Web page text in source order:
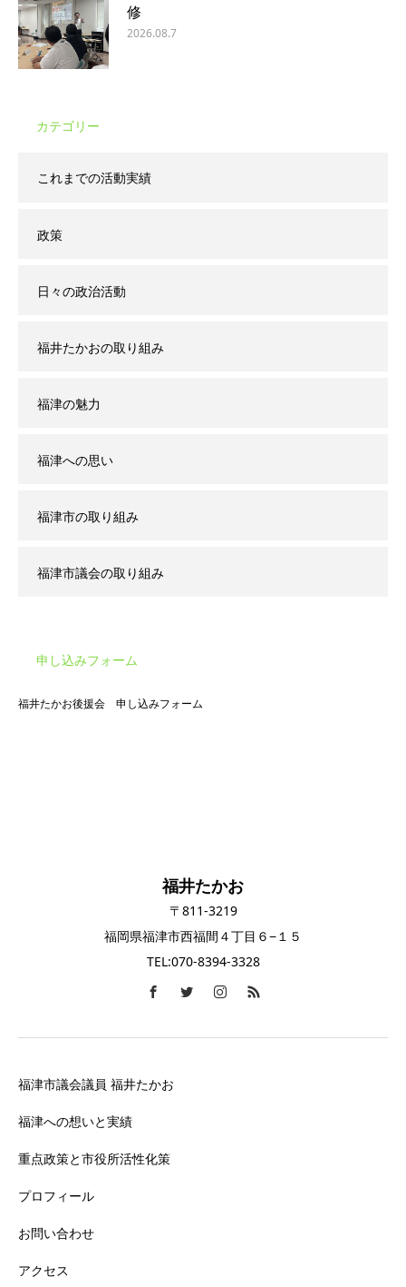
修
2026.08.7
カテゴリー
これまでの活動実績
政策
日々の政治活動
福井たかおの取り組み
福津の魅力
福津への思い
福津市の取り組み
福津市議会の取り組み
申し込みフォーム
福井たかお後援会 申し込みフォーム
福井たかお
〒811-3219
福岡県福津市西福間４丁目６−１５
TEL:070-8394-3328
福津市議会議員 福井たかお
福津への想いと実績
重点政策と市役所活性化策
プロフィール
お問い合わせ
アクセス